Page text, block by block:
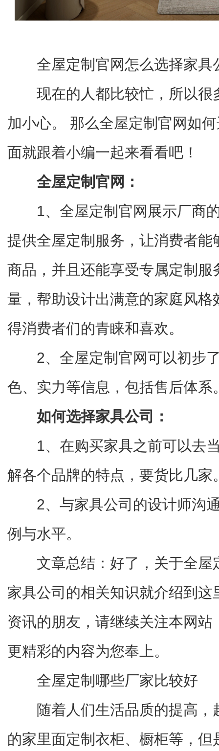
全屋定制官网怎么选择家具
现在的人都比较忙，所以
加小心。 那么全屋定制官网如
面就跟着小编一起来看看吧！
全屋定制官网：
1、全屋定制官网展示厂商
提供全屋定制服务，让消费者
商品，并且还能享受专属定制
量，帮助设计出满意的家庭风
得消费者们的青睐和喜欢。
2、全屋定制官网可以初步
色、实力等信息，包括售后体系
如何选择家具公司：
1、在购买家具之前可以去
解各个品牌的特点，要货比几家
2、与家具公司的设计师沟
例与水平。
文章总结：好了，关于全
家具公司的相关知识就介绍到
资讯的朋友，请继续关注本网
更精彩的内容为您奉上。
全屋定制哪些厂家比较好
随着人们生活品质的提高
的家里面定制衣柜、橱柜等，